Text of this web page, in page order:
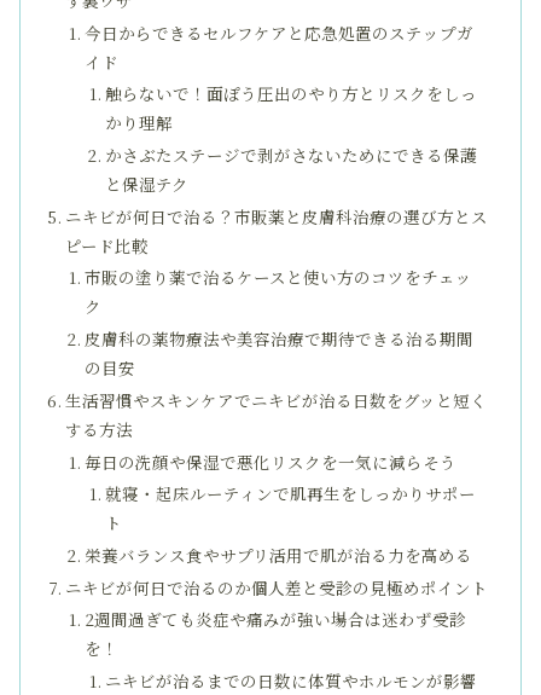
今日からできるセルフケアと応急処置のステップガ
イド
触らないで！面ぽう圧出のやり方とリスクをしっ
かり理解
かさぶたステージで剥がさないためにできる保護
と保湿テク
ニキビが何日で治る？市販薬と皮膚科治療の選び方とス
ピード比較
市販の塗り薬で治るケースと使い方のコツをチェッ
ク
皮膚科の薬物療法や美容治療で期待できる治る期間
の目安
生活習慣やスキンケアでニキビが治る日数をグッと短く
する方法
毎日の洗顔や保湿で悪化リスクを一気に減らそう
就寝・起床ルーティンで肌再生をしっかりサポー
ト
栄養バランス食やサプリ活用で肌が治る力を高める
ニキビが何日で治るのか個人差と受診の見極めポイント
2週間過ぎても炎症や痛みが強い場合は迷わず受診
を！
ニキビが治るまでの日数に体質やホルモンが影響